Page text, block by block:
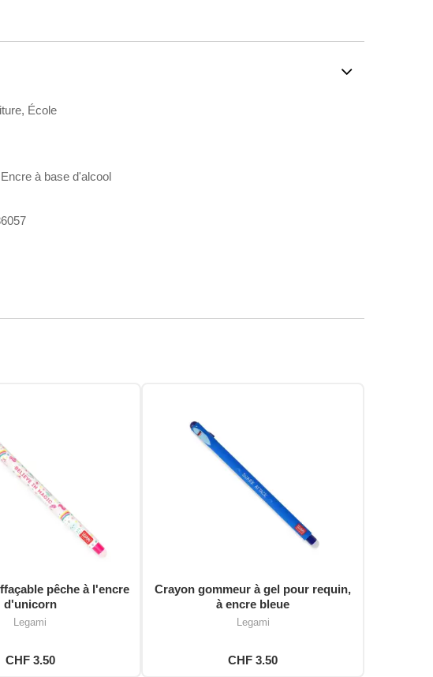
École
à base d'alcool
pêche à l'encre
d'unicorn
Legami
CHF 3.50
Crayon gommeur à gel pour requin,
à encre bleue
Legami
CHF 3.50